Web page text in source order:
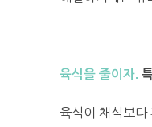
육식을 줄이자.
육식이 채식보다